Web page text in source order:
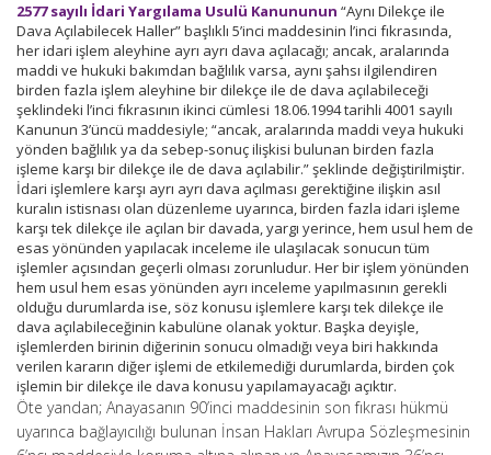
2577 sayılı İdari Yargılama Usulü Kanununun “Aynı Dilekçe ile
Dava Açılabilecek Haller” başlıklı 5’inci maddesinin l’inci fıkrasında,
her idari işlem aleyhine ayrı ayrı dava açılacağı; ancak, aralarında
maddi ve hukuki bakımdan bağlılık varsa, aynı şahsı ilgilendiren
birden fazla işlem aleyhine bir dilekçe ile de dava açılabileceği
şeklindeki l’inci fıkrasının ikinci cümlesi 18.06.1994 tarihli 4001 sayılı
Kanunun 3’üncü maddesiyle; “ancak, aralarında maddi veya hukuki
yönden bağlılık ya da sebep-sonuç ilişkisi bulunan birden fazla
işleme karşı bir dilekçe ile de dava açılabilir.” şeklinde değiştirilmiştir.
İdari işlemlere karşı ayrı ayrı dava açılması gerektiğine ilişkin asıl
kuralın istisnası olan düzenleme uyarınca, birden fazla idari işleme
karşı tek dilekçe ile açılan bir davada, yargı yerince, hem usul hem de
esas yönünden yapılacak inceleme ile ulaşılacak sonucun tüm
işlemler açısından geçerli olması zorunludur. Her bir işlem yönünden
hem usul hem esas yönünden ayrı inceleme yapılmasının gerekli
olduğu durumlarda ise, söz konusu işlemlere karşı tek dilekçe ile
dava açılabileceğinin kabulüne olanak yoktur. Başka deyişle,
işlemlerden birinin diğerinin sonucu olmadığı veya biri hakkında
verilen kararın diğer işlemi de etkilemediği durumlarda, birden çok
işlemin bir dilekçe ile dava konusu yapılamayacağı açıktır.
Öte yandan; Anayasanın 90’inci maddesinin son fıkrası hükmü
uyarınca bağlayıcılığı bulunan İnsan Hakları Avrupa Sözleşmesinin